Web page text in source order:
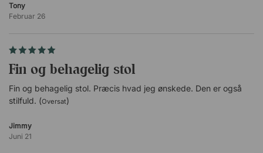
Gassøjle - sort eller krom.
Femstjernet fodkrydsning.
Hjul Ø5 cm.
Øvrigt
Tony
Februar 26
Fin og behagelig stol
Fin og behagelig stol. Præcis hvad jeg ønskede. Den er også
stilfuld. (Oversat)
Jimmy
Juni 21